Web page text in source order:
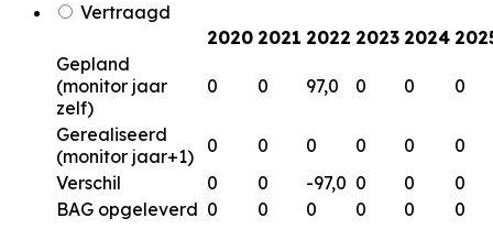
Vertraagd
2020 2021 2022 2023 2024
Gepland
(monitor jaar
zelf)
0 0 97,0 0 0 0
Gerealiseerd
(monitor jaar+1)
0 0 0 0 0
0
Verschil
0 0 -97,0 0 0
0
BAG opgeleverd 0 0 0 0 0
0